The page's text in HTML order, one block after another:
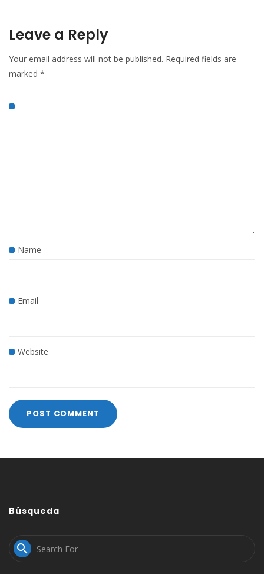
Leave a Reply
Your email address will not be published. Required fields are
marked *
Name
Email
Website
Búsqueda
